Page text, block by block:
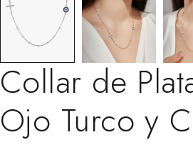
Collar de
Ojo Turco y